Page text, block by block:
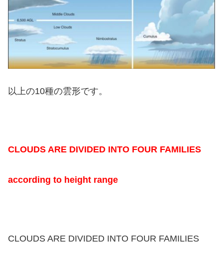
以上の10種の雲形です。
CLOUDS ARE DIVIDED INTO FOUR FAMILIES
according to height range
CLOUDS ARE DIVIDED INTO FOUR FAMILIES